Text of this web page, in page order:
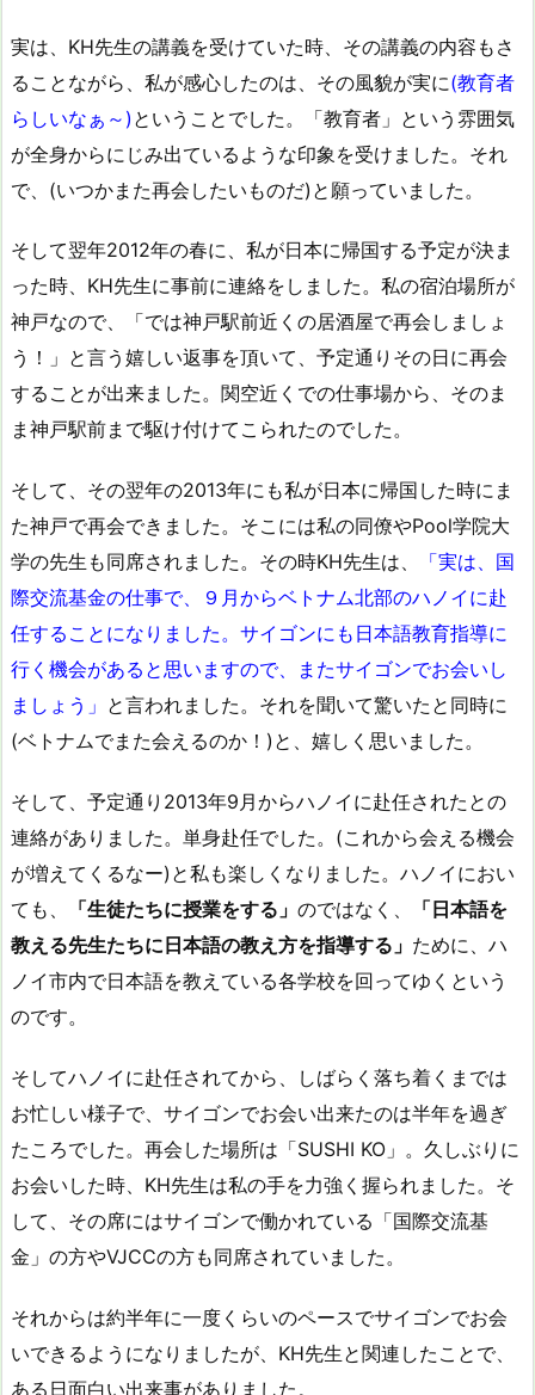
実は、KH先生の講義を受けていた時、その講義の内容もさ
ることながら、私が感心したのは、その風貌が実に(教育者
らしいなぁ～) ということでした。「教育者」という雰囲気
が全身からにじみ出ているような印象を受けました。それ
で、(いつかまた再会したいものだ)と願っていました。
そして翌年2012年の春に、私が日本に帰国する予定が決ま
った時、KH先生に事前に連絡をしました。私の宿泊場所が
神戸なので、「では神戸駅前近くの居酒屋で再会しましょ
う！」と言う嬉しい返事を頂いて、予定通りその日に再会
することが出来ました。関空近くでの仕事場から、そのま
ま神戸駅前まで駆け付けてこられたのでした。
そして、その翌年の2013年にも私が日本に帰国した時にま
た神戸で再会できました。そこには私の同僚やPool学院大
学の先生も同席されました。その時KH先生は、
「実は、国
際交流基金の仕事で、９月からベトナム北部のハノイに赴
任することになりました。サイゴンにも日本語教育指導に
行く機会があると思いますので、またサイゴンでお会いし
ましょう」 と言われました。それを聞いて驚いたと同時に
(ベトナムでまた会えるのか！)と、嬉しく思いました。
そして、予定通り2013年9月からハノイに赴任されたとの
連絡がありました。単身赴任でした。(これから会える機会
が増えてくるなー)と私も楽しくなりました。ハノイにおい
ても、
「生徒たちに授業をする」 のではなく、
「日本語を
教える先生たちに日本語の教え方を指導する」 ために、ハ
ノイ市内で日本語を教えている各学校を回ってゆくという
のです。
そしてハノイに赴任されてから、しばらく落ち着くまでは
お忙しい様子で、サイゴンでお会い出来たのは半年を過ぎ
たころでした。再会した場所は「SUSHI KO」。久しぶりに
お会いした時、KH先生は私の手を力強く握られました。そ
して、その席にはサイゴンで働かれている「国際交流基
金」の方やVJCCの方も同席されていました。
それからは約半年に一度くらいのペースでサイゴンでお会
いできるようになりましたが、KH先生と関連したことで、
ある日面白い出来事がありました。